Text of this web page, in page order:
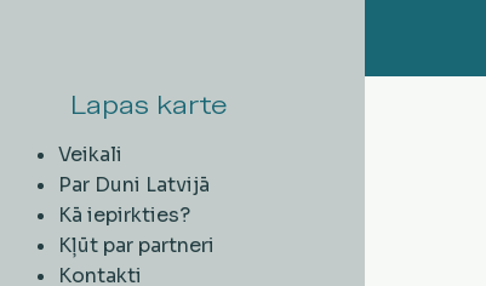
Lapas karte
Veikali
Par Duni Latvijā
Kā iepirkties?
Kļūt par partneri
Kontakti